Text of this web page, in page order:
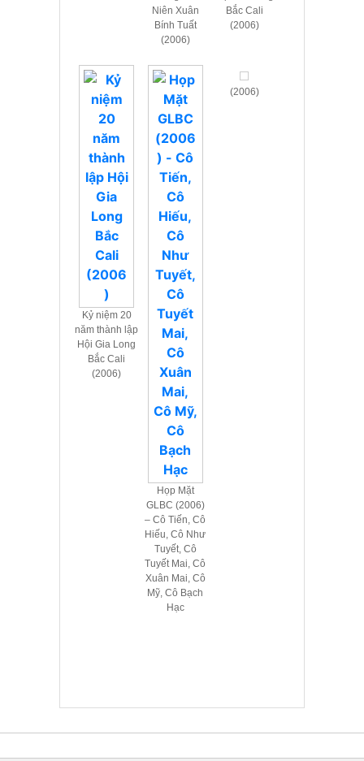
Niên Xuân
Bính Tuất
(2006)
Bắc Cali
(2006)
Kỷ niệm 20
năm thành lập
Hội Gia Long
Bắc Cali
(2006)
Họp Mặt
GLBC (2006)
– Cô Tiến, Cô
Hiếu, Cô Như
Tuyết, Cô
Tuyết Mai, Cô
Xuân Mai, Cô
Mỹ, Cô Bạch
Hạc
(2006)